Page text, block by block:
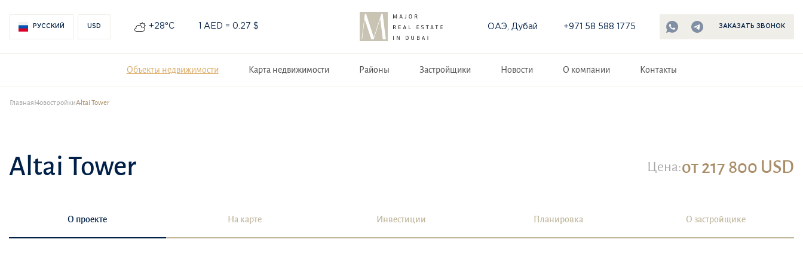
РУССКИЙ USD +28°С 1 AED = 0.27 $ ОАЭ, Дубай +971 58 588 1775 ЗАКАЗАТЬ ЗВОНОК
Объекты недвижимости Карта недвижимости Районы Застройщики Новости О компании Контакты
ГлавнаяНовостройкиAltai Tower
Altai Tower Цена:от 217 800 USD
О проекте На карте Инвестиции Планировка О застройщике